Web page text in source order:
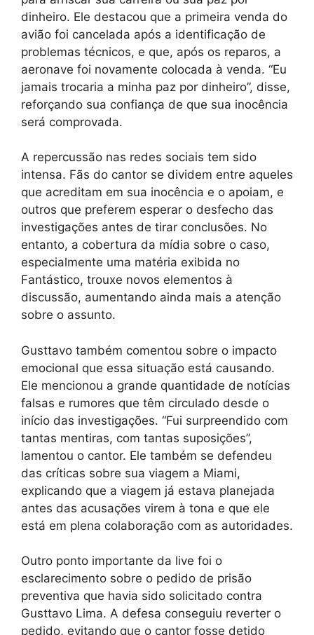
dinheiro. Ele destacou que a primeira venda do
avião foi cancelada após a identificação de
problemas técnicos, e que, após os reparos, a
aeronave foi novamente colocada à venda. “Eu
jamais trocaria a minha paz por dinheiro”, disse,
reforçando sua confiança de que sua inocência
será comprovada.
A repercussão nas redes sociais tem sido
intensa. Fãs do cantor se dividem entre aqueles
que acreditam em sua inocência e o apoiam, e
outros que preferem esperar o desfecho das
investigações antes de tirar conclusões. No
entanto, a cobertura da mídia sobre o caso,
especialmente uma matéria exibida no
Fantástico, trouxe novos elementos à
discussão, aumentando ainda mais a atenção
sobre o assunto.
Gusttavo também comentou sobre o impacto
emocional que essa situação está causando.
Ele mencionou a grande quantidade de notícias
falsas e rumores que têm circulado desde o
início das investigações. “Fui surpreendido com
tantas mentiras, com tantas suposições”,
lamentou o cantor. Ele também se defendeu
das críticas sobre sua viagem a Miami,
explicando que a viagem já estava planejada
antes das acusações virem à tona e que ele
está em plena colaboração com as autoridades.
Outro ponto importante da live foi o
esclarecimento sobre o pedido de prisão
preventiva que havia sido solicitado contra
Gusttavo Lima. A defesa conseguiu reverter o
pedido, evitando que o cantor fosse detido